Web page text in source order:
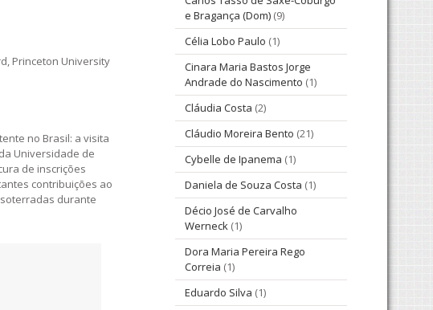
Princeton University
no Brasil: a visita
Universidade de
de inscrições
contribuições ao
durante
e Bragança (Dom) (9)
Célia Lobo Paulo (1)
Cinara Maria Bastos Jorge
Andrade do Nascimento (1)
Cláudia Costa (2)
Cláudio Moreira Bento (21)
Cybelle de Ipanema (1)
Daniela de Souza Costa (1)
Décio José de Carvalho
Werneck (1)
Dora Maria Pereira Rego
Correia (1)
Eduardo Silva (1)